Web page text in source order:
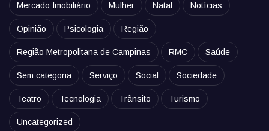
Mercado Imobiliário Mulher Natal Notícias
Opinião Psicologia Região
Região Metropolitana de Campinas RMC Saúde
Sem categoria Serviço Social Sociedade
Teatro Tecnologia Trânsito Turismo
Uncategorized